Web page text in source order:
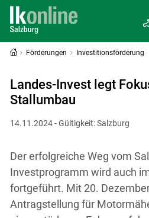
Förderungen Investitionsförderung
Landes-Invest legt
Stallumbau
14.11.2024 - Gültigkeit: Salzburg
Der erfolgreiche Weg vom
Investprogramm wird auch
fortgeführt. Mit 20.
Antragstellung für